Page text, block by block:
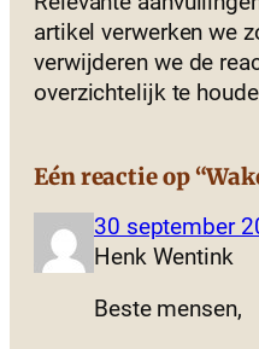
artikel verwerken we
verwijderen we de
overzichtelijk te
Eén reactie op
30 september
Henk Wentink
Beste mensen,